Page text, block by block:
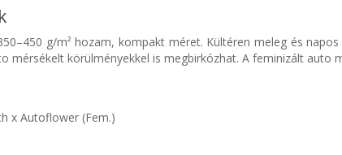
g/m² hozam, kompakt méret. Kültéren meleg és
mérsékelt körülményekkel is megbirkózhat. A feminizált auto
x Autoflower (Fem.)